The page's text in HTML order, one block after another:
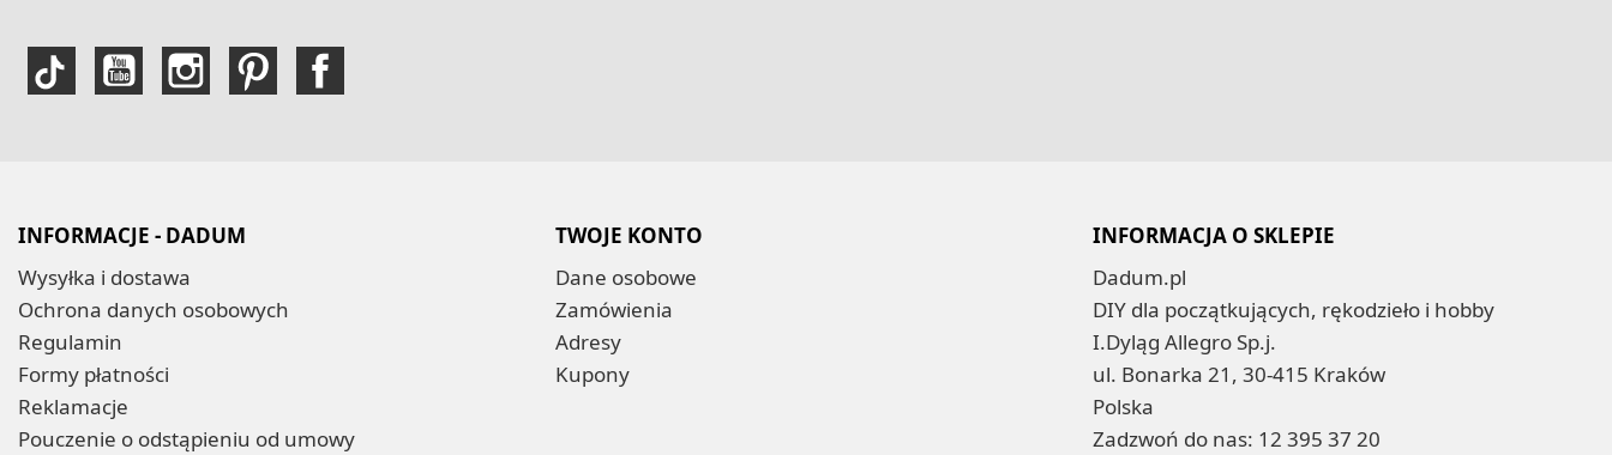
INFORMACJE - DADUM
Wysyłka i dostawa
Ochrona danych osobowych
Regulamin
Formy płatności
Reklamacje
Pouczenie o odstąpieniu od umowy
TWOJE KONTO
Dane osobowe
Zamówienia
Adresy
Kupony
INFORMACJA O SKLEPIE
Dadum.pl
DIY dla początkujących, rękodzieło i hobby
I.Dyląg Allegro Sp.j.
ul. Bonarka 21, 30-415 Kraków
Polska
Zadzwoń do nas: 12 395 37 20